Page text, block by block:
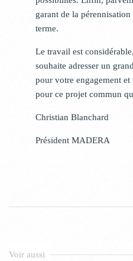
garant de la
terme.
Le travail est
souhaite adresser un
pour votre engagement
pour ce projet commun
Christian Blanchard
Président MADERA
Voir aussi